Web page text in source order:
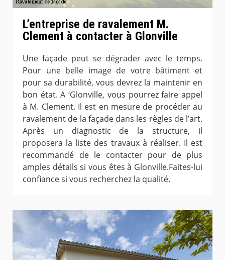
L’entreprise de ravalement M.
Clement à contacter à Glonville
Une façade peut se dégrader avec le temps.
Pour une belle image de votre bâtiment et
pour sa durabilité, vous devrez la maintenir en
bon état. A ‘Glonville, vous pourrez faire appel
à M. Clement. Il est en mesure de procéder au
ravalement de la façade dans les règles de l’art.
Après un diagnostic de la structure, il
proposera la liste des travaux à réaliser. Il est
recommandé de le contacter pour de plus
amples détails si vous êtes à Glonville.Faites-lui
confiance si vous recherchez la qualité.